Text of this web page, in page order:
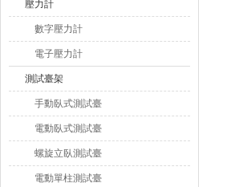
壓力計
數字壓力計
電子壓力計
測試臺架
手動臥式測試臺
電動臥式測試臺
螺旋立臥測試臺
電動單柱測試臺